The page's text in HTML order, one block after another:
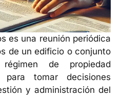
es una reunión periódica
de un edificio o conjunto
de propiedad
tomar decisiones
y administración del